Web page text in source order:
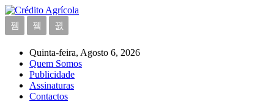
Quinta-feira, Agosto 6, 2026
Quem Somos
Publicidade
Assinaturas
Contactos